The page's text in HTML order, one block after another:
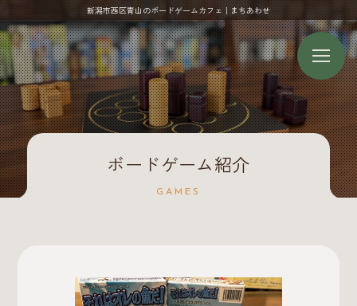
新潟市西区青山のボードゲームカフェ｜まちあわせ
ボードゲーム紹介
GAMES